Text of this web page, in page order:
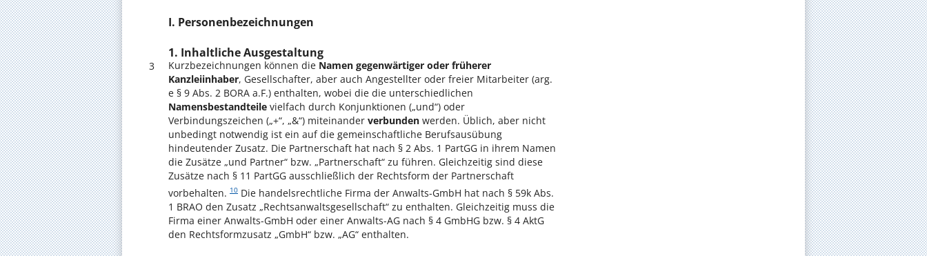
I. Personenbezeichnungen
1. Inhaltliche Ausgestaltung
3 Kurzbezeichnungen können die Namen gegenwärtiger oder früherer
Kanzleiinhaber, Gesellschafter, aber auch Angestellter oder freier Mitarbeiter (arg.
e § 9 Abs. 2 BORA a.F.) enthalten, wobei die die unterschiedlichen
Namensbestandteile vielfach durch Konjunktionen („und“) oder
Verbindungszeichen („+“, „&“) miteinander verbunden werden. Üblich, aber nicht
unbedingt notwendig ist ein auf die gemeinschaftliche Berufsausübung
hindeutender Zusatz. Die Partnerschaft hat nach § 2 Abs. 1 PartGG in ihrem Namen
die Zusätze „und Partner“ bzw. „Partnerschaft“ zu führen. Gleichzeitig sind diese
Zusätze nach § 11 PartGG ausschließlich der Rechtsform der Partnerschaft
vorbehalten. 10 Die handelsrechtliche Firma der Anwalts-GmbH hat nach § 59k Abs.
1 BRAO den Zusatz „Rechtsanwaltsgesellschaft“ zu enthalten. Gleichzeitig muss die
Firma einer Anwalts-GmbH oder einer Anwalts-AG nach § 4 GmbHG bzw. § 4 AktG
den Rechtsformzusatz „GmbH“ bzw. „AG“ enthalten.